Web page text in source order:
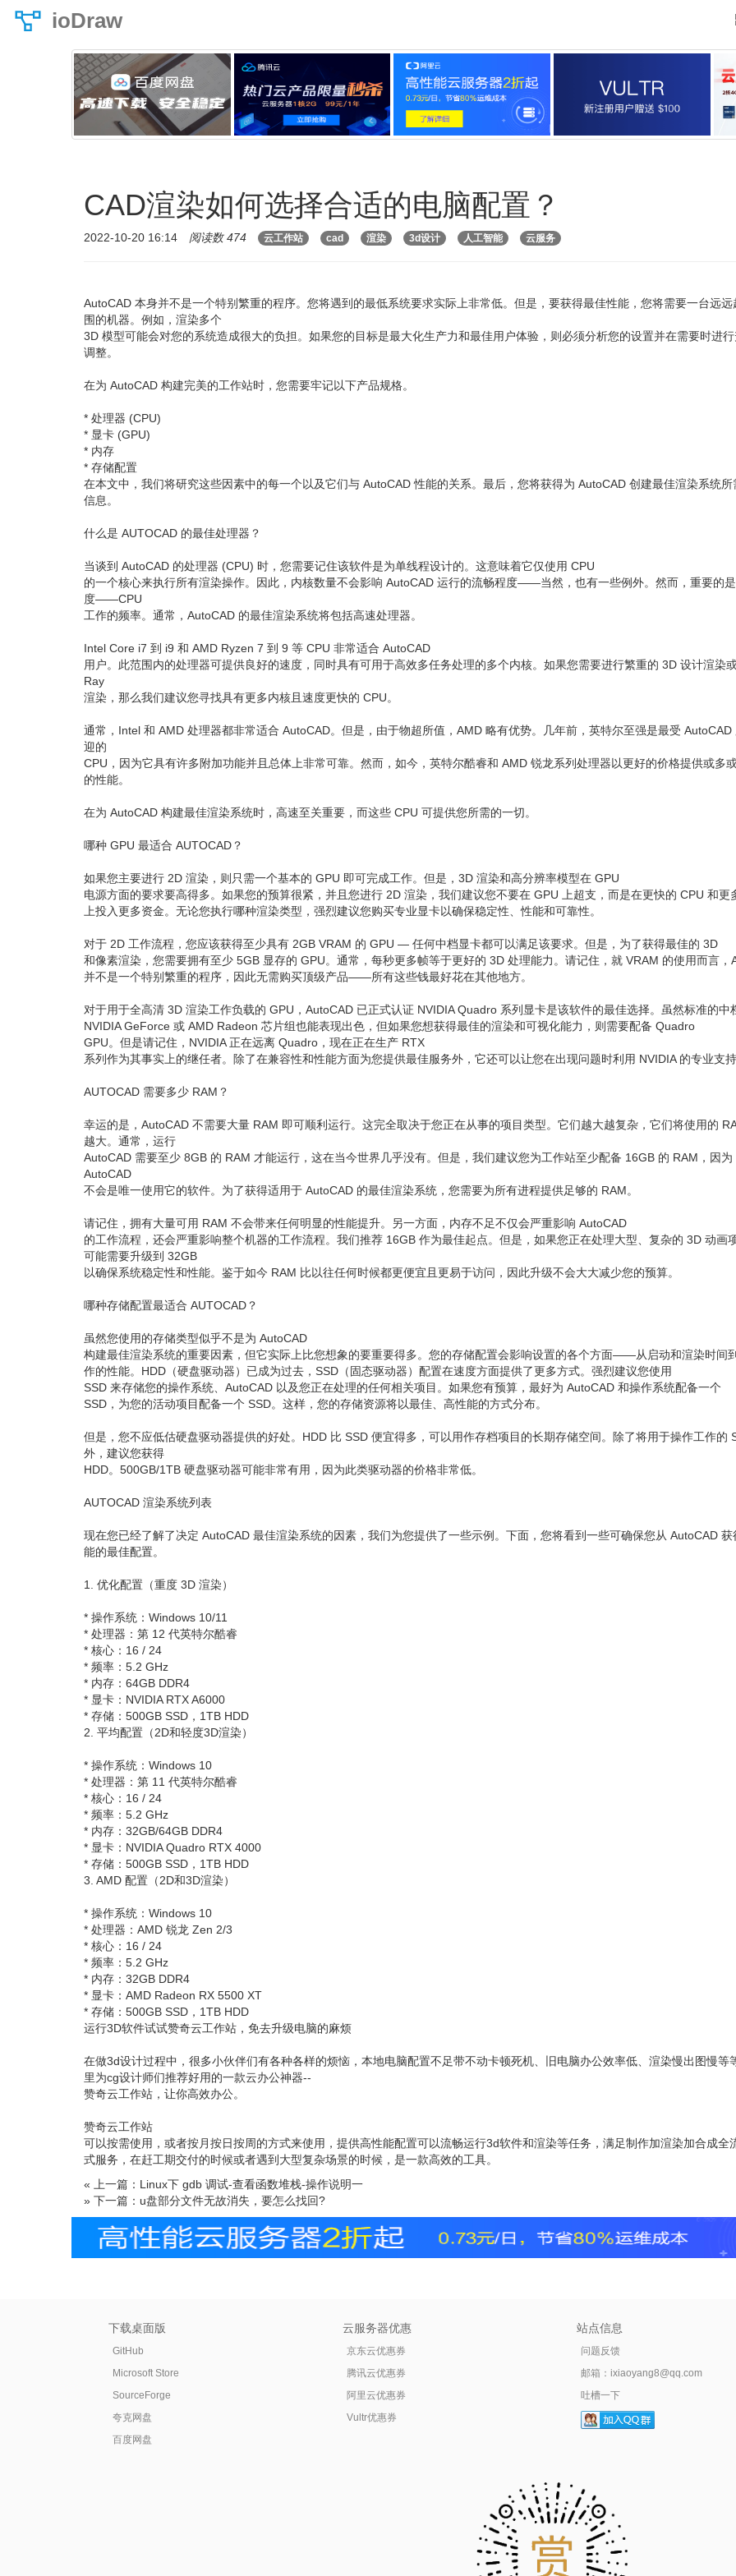
ioDraw
CAD渲染如何选择合适的电脑配置？
2022-10-20 16:14 阅读数 474 云工作站 cad 渲染 3d设计 人工智能 云服务
AutoCAD 本身并不是一个特别繁重的程序。您将遇到的最低系统要求实际上非常低。但是，要获得最佳性能，您将需要一台远远
围的机器。例如，渲染多个
3D 模型可能会对您的系统造成很大的负担。如果您的目标是最大化生产力和最佳用户体验，则必须分析您的设置并在需要时进
调整。
在为 AutoCAD 构建完美的工作站时，您需要牢记以下产品规格。
* 处理器 (CPU)
* 显卡 (GPU)
* 内存
* 存储配置
在本文中，我们将研究这些因素中的每一个以及它们与 AutoCAD 性能的关系。最后，您将获得为 AutoCAD 创建最佳渲染系统所
信息。
什么是 AUTOCAD 的最佳处理器？
当谈到 AutoCAD 的处理器 (CPU) 时，您需要记住该软件是为单线程设计的。这意味着它仅使用 CPU
的一个核心来执行所有渲染操作。因此，内核数量不会影响 AutoCAD 运行的流畅程度——当然，也有一些例外。然而，重要的
度——CPU
工作的频率。通常，AutoCAD 的最佳渲染系统将包括高速处理器。
Intel Core i7 到 i9 和 AMD Ryzen 7 到 9 等 CPU 非常适合 AutoCAD
用户。此范围内的处理器可提供良好的速度，同时具有可用于高效多任务处理的多个内核。如果您需要进行繁重的 3D 设计渲染
Ray
渲染，那么我们建议您寻找具有更多内核且速度更快的 CPU。
通常，Intel 和 AMD 处理器都非常适合 AutoCAD。但是，由于物超所值，AMD 略有优势。几年前，英特尔至强是最受 AutoCAD
迎的
CPU，因为它具有许多附加功能并且总体上非常可靠。然而，如今，英特尔酷睿和 AMD 锐龙系列处理器以更好的价格提供或多
的性能。
在为 AutoCAD 构建最佳渲染系统时，高速至关重要，而这些 CPU 可提供您所需的一切。
哪种 GPU 最适合 AUTOCAD？
如果您主要进行 2D 渲染，则只需一个基本的 GPU 即可完成工作。但是，3D 渲染和高分辨率模型在 GPU
电源方面的要求要高得多。如果您的预算很紧，并且您进行 2D 渲染，我们建议您不要在 GPU 上超支，而是在更快的 CPU 和更
上投入更多资金。无论您执行哪种渲染类型，强烈建议您购买专业显卡以确保稳定性、性能和可靠性。
对于 2D 工作流程，您应该获得至少具有 2GB VRAM 的 GPU — 任何中档显卡都可以满足该要求。但是，为了获得最佳的 3D
和像素渲染，您需要拥有至少 5GB 显存的 GPU。通常，每秒更多帧等于更好的 3D 处理能力。请记住，就 VRAM 的使用而言，
并不是一个特别繁重的程序，因此无需购买顶级产品——所有这些钱最好花在其他地方。
对于用于全高清 3D 渲染工作负载的 GPU，AutoCAD 已正式认证 NVIDIA Quadro 系列显卡是该软件的最佳选择。虽然标准的中
NVIDIA GeForce 或 AMD Radeon 芯片组也能表现出色，但如果您想获得最佳的渲染和可视化能力，则需要配备 Quadro
GPU。但是请记住，NVIDIA 正在远离 Quadro，现在正在生产 RTX
系列作为其事实上的继任者。除了在兼容性和性能方面为您提供最佳服务外，它还可以让您在出现问题时利用 NVIDIA 的专业支持
AUTOCAD 需要多少 RAM？
幸运的是，AutoCAD 不需要大量 RAM 即可顺利运行。这完全取决于您正在从事的项目类型。它们越大越复杂，它们将使用的
越大。通常，运行
AutoCAD 需要至少 8GB 的​ RAM 才能运行，这在当今世界几乎没有。但是，我们建议您为工作站至少配备 16GB 的 RAM，因为
AutoCAD
不会是唯一使用它的软件。为了获得适用于 AutoCAD 的最佳渲染系统，您需要为所有进程提供足够的 RAM。
请记住，拥有大量可用 RAM 不会带来任何明显的性能提升。另一方面，内存不足不仅会严重影响 AutoCAD
的工作流程，还会严重影响整个机器的工作流程。我们推荐 16GB 作为最佳起点。但是，如果您正在处理大型、复杂的 3D 动画
可能需要升级到 32GB
以确保系统稳定性和性能。鉴于如今 RAM 比以往任何时候都更便宜且更易于访问，因此升级不会大大减少您的预算。
哪种存储配置最适合 AUTOCAD？
虽然您使用的存储类型似乎不是为 AutoCAD
构建最佳渲染系统的重要因素，但它实际上比您想象的要重要得多。您的存储配置会影响设置的各个方面——从启动和渲染时间
作的性能。HDD（硬盘驱动器）已成为过去，SSD（固态驱动器）配置在速度方面提供了更多方式。强烈建议您使用
SSD 来存储您的操作系统、AutoCAD 以及您正在处理的任何相关项目。如果您有预算，最好为 AutoCAD 和操作系统配备一个
SSD，为您的活动项目配备一个 SSD。这样，您的存储资源将以最佳、高性能的方式分布。
但是，您不应低估硬盘驱动器提供的好处。HDD 比 SSD 便宜得多，可以用作存档项目的长期存储空间。除了将用于操作工作的
外，建议您获得
HDD。500GB/1TB 硬盘驱动器可能非常有用，因为此类驱动器的价格非常低。
AUTOCAD 渲染系统列表
现在您已经了解了决定 AutoCAD 最佳渲染系统的因素，我们为您提供了一些示例。下面，您将看到一些可确保您从 AutoCAD 获
能的最佳配置。
1. 优化配置（重度 3D 渲染）
* 操作系统：Windows 10/11
* 处理器：第 12 代英特尔酷睿
* 核心：16 / 24
* 频率：5.2 GHz
* 内存：64GB DDR4
* 显卡：NVIDIA RTX A6000
* 存储：500GB SSD，1TB HDD
2. 平均配置（2D和轻度3D渲染）
* 操作系统：Windows 10
* 处理器：第 11 代英特尔酷睿
* 核心：16 / 24
* 频率：5.2 GHz
* 内存：32GB/64GB DDR4
* 显卡：NVIDIA Quadro RTX 4000
* 存储：500GB SSD，1TB HDD
3. AMD 配置（2D和3D渲染）
* 操作系统：Windows 10
* 处理器：AMD 锐龙 Zen 2/3
* 核心：16 / 24
* 频率：5.2 GHz
* 内存：32GB DDR4
* 显卡：AMD Radeon RX 5500 XT
* 存储：500GB SSD，1TB HDD
运行3D软件试试赞奇云工作站，免去升级电脑的麻烦
在做3d设计过程中，很多小伙伴们有各种各样的烦恼，本地电脑配置不足带不动卡顿死机、旧电脑办公效率低、渲染慢出图慢等
里为cg设计师们推荐好用的一款云办公神器--
赞奇云工作站，让你高效办公。
赞奇云工作站
可以按需使用，或者按月按日按周的方式来使用，提供高性能配置可以流畅运行3d软件和渲染等任务，满足制作加渲染加合成全
式服务，在赶工期交付的时候或者遇到大型复杂场景的时候，是一款高效的工具。
« 上一篇：Linux下 gdb 调试-查看函数堆栈-操作说明一
» 下一篇：u盘部分文件无故消失，要怎么找回?
下载桌面版
GitHub
Microsoft Store
SourceForge
夸克网盘
百度网盘
云服务器优惠
京东云优惠券
腾讯云优惠券
阿里云优惠券
Vultr优惠券
站点信息
问题反馈
邮箱： ixiaoyang8@qq.com
吐槽一下